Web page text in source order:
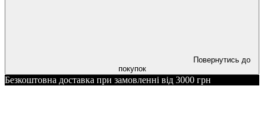
Повернутись до
покупок
Безкоштовна доставка при замовленні від 3000 грн